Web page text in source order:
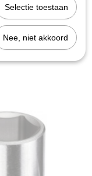
Selectie toestaan
Nee, niet akkoord